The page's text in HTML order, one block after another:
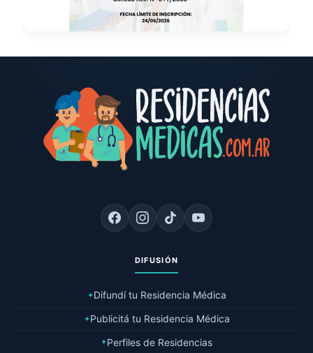
DIFUSIÓN
✦Difundí tu Residencia Médica
✦Publicitá tu Residencia Médica
✦Perfiles de Residencias